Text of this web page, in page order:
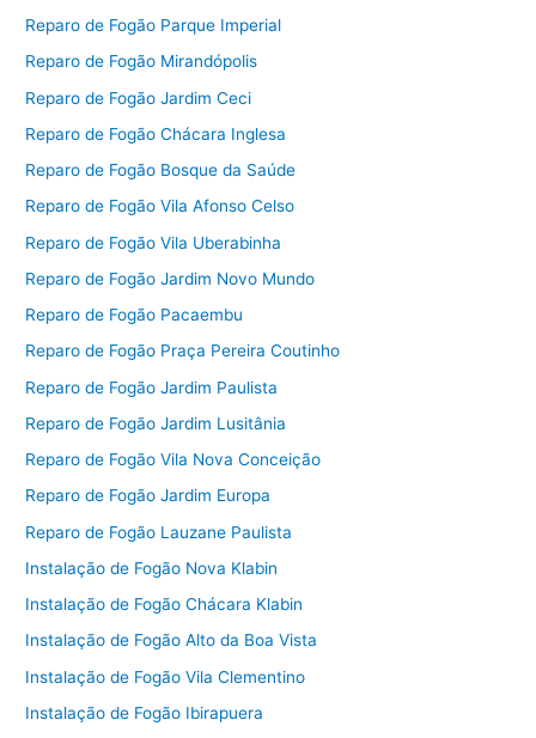
Reparo de Fogão Parque Imperial
Reparo de Fogão Mirandópolis
Reparo de Fogão Jardim Ceci
Reparo de Fogão Chácara Inglesa
Reparo de Fogão Bosque da Saúde
Reparo de Fogão Vila Afonso Celso
Reparo de Fogão Vila Uberabinha
Reparo de Fogão Jardim Novo Mundo
Reparo de Fogão Pacaembu
Reparo de Fogão Praça Pereira Coutinho
Reparo de Fogão Jardim Paulista
Reparo de Fogão Jardim Lusitânia
Reparo de Fogão Vila Nova Conceição
Reparo de Fogão Jardim Europa
Reparo de Fogão Lauzane Paulista
Instalação de Fogão Nova Klabin
Instalação de Fogão Chácara Klabin
Instalação de Fogão Alto da Boa Vista
Instalação de Fogão Vila Clementino
Instalação de Fogão Ibirapuera